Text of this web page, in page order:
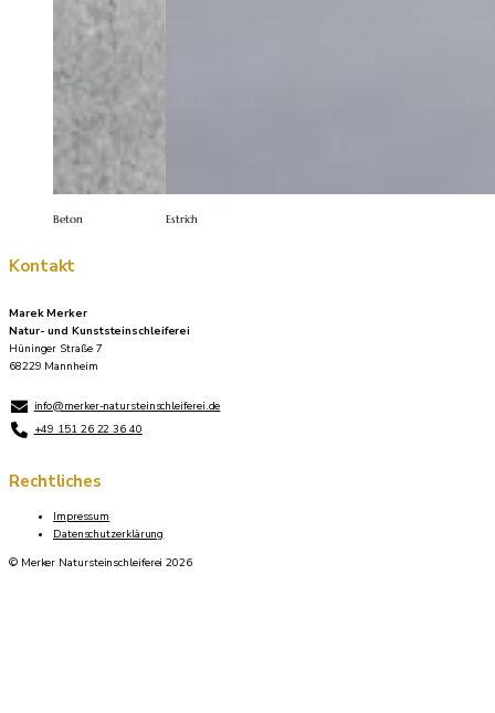
Beton Estrich
Kontakt
Marek Merker
Natur- und Kunststeinschleiferei
Hüninger Straße 7
68229 Mannheim
info@merker-natursteinschleiferei.de
+49 151 26 22 36 40
Rechtliches
Impressum
Datenschutzerklärung
© Merker Natursteinschleiferei 2026